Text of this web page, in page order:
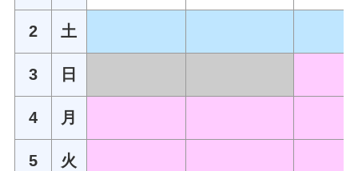
2 土
3 日
4 月
5 火